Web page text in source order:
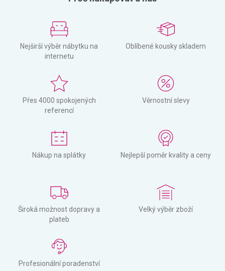
Nejširší výběr nábytku na
internetu
Oblíbené kousky skladem
Přes 4000 spokojených
referencí
Věrnostní slevy
Nákup na splátky Nejlepší poměr kvality a ceny
Široká možnost dopravy a
plateb
Velký výběr zboží
Profesionální poradenství